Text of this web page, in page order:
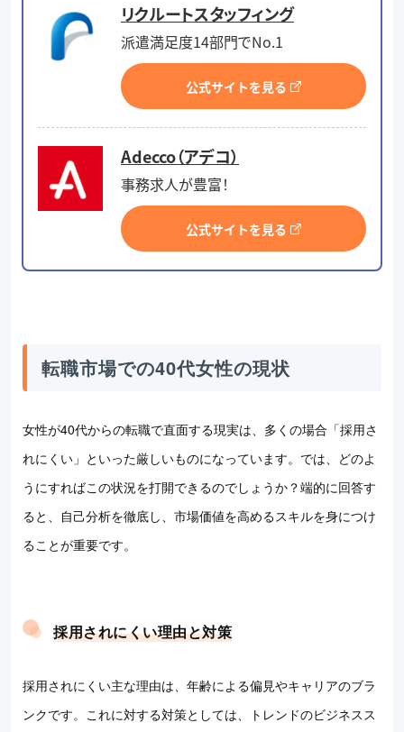
リクルートスタッフィング
派遣満足度14部門でNo.1
公式サイトを見る
Adecco（アデコ）
事務求人が豊富！
公式サイトを見る
転職市場での40代女性の現状
女性が40代からの転職で直面する現実は、多くの場合「採用さ
れにくい」といった厳しいものになっています。では、どのよ
うにすればこの状況を打開できるのでしょうか？端的に回答す
ると、自己分析を徹底し、市場価値を高めるスキルを身につけ
ることが重要です。
採用されにくい理由と対策
採用されにくい主な理由は、年齢による偏見やキャリアのブラ
ンクです。これに対する対策としては、トレンドのビジネスス